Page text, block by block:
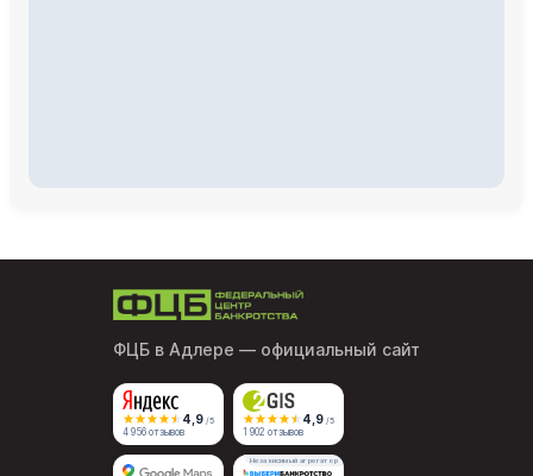
ФЦБ в Адлере — официальный сайт
4,9 /5
4 956 отзывов
4,9 /5
1 902 отзывов
Независимый агрегатор